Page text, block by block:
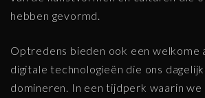
hebben gevormd.
Optredens bieden ook een welkome
digitale technologieën die ons
domineren. In een tijdperk waarin